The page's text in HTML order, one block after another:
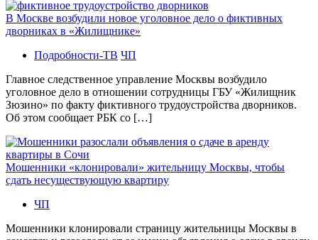
В Москве возбудили новое уголовное дело о фиктивных
дворниках в «Жилищнике»
Подробности-ТВ ЧП
Главное следственное управление Москвы возбудило
уголовное дело в отношении сотрудницы ГБУ «Жилищник
Зюзино» по факту фиктивного трудоустройства дворников.
Об этом сообщает РБК со […]
Мошенники «клонировали» жительницу Москвы, чтобы
сдать несуществующую квартиру
ЧП
Мошенники клонировали страницу жительницы Москвы в